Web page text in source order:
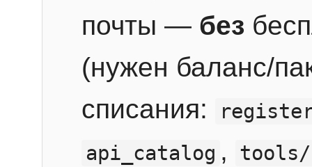
почты — без
(нужен баланс/
списания:
api_catalog ,